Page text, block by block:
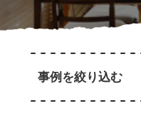
事例を絞り込む